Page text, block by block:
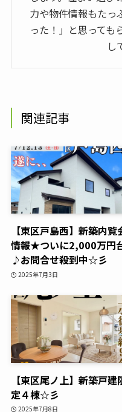
力や物件情報もたっ
った！」と思っても
し
関連記事
【東区戸島西】新築内覧
情報★ついに2,000万円
♪お問合せ殺到中☆彡
2025年7月3日
【東区尾ノ上】新築戸建
定４棟☆彡
2025年7月8日